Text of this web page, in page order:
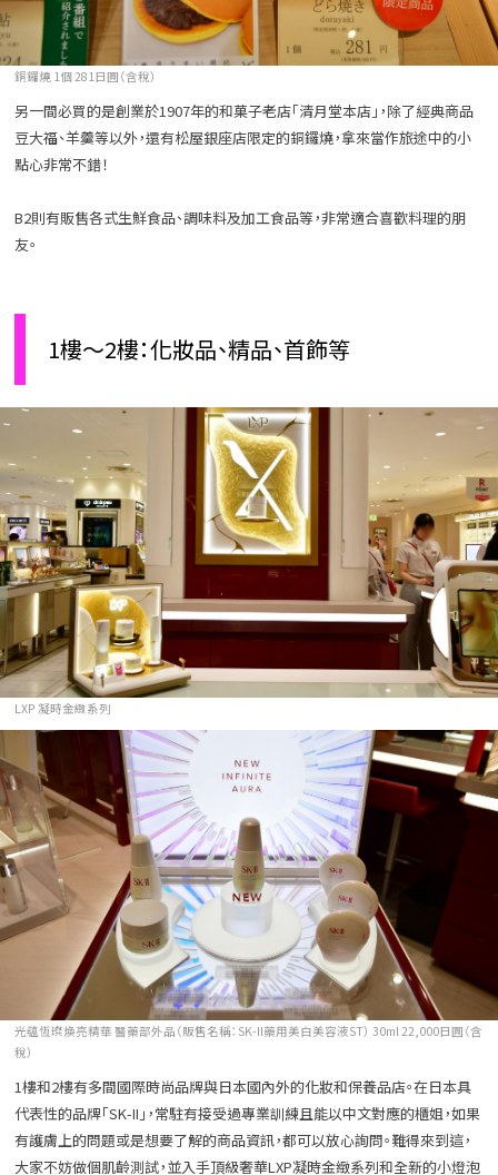
銅鑼燒 1個 281日圓（含稅）
另一間必買的是創業於1907年的和菓子老店「清月堂本店」，除了經典商品
豆大福、羊羹等以外，還有松屋銀座店限定的銅鑼燒，拿來當作旅途中的小
點心非常不錯！
B2則有販售各式生鮮食品、調味料及加工食品等，非常適合喜歡料理的朋
友。
1樓～2樓：化妝品、精品、首飾等
LXP 凝時金緻系列
光蘊恆璨煥亮精華 醫藥部外品（販售名稱：SK-II藥用美白美容液ST） 30ml 22,000日圓（含
稅）
1樓和2樓有多間國際時尚品牌與日本國內外的化妝和保養品店。在日本具
代表性的品牌「SK-II」，常駐有接受過專業訓練且能以中文對應的櫃姐，如果
有護膚上的問題或是想要了解的商品資訊，都可以放心詢問。難得來到這，
大家不妨做個肌齡測試，並入手頂級奢華LXP凝時金緻系列和全新的小燈泡